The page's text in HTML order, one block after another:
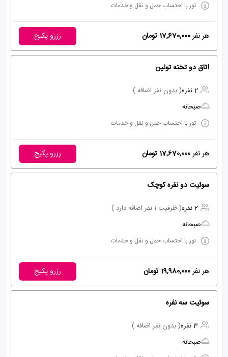
تور با احتساب حمل و نقل و خدمات
هر نفر17,670,000 تومان رزرو پکیج
اتاق دو تخته توئین
2 نفره
( بدون نفر اضافه )
صبحانه
تور با احتساب حمل و نقل و خدمات
هر نفر17,670,000 تومان رزرو پکیج
سوئیت دو نفره کوچک
2 نفره
( ظرفیت 1 نفر اضافه دارد )
صبحانه
تور با احتساب حمل و نقل و خدمات
هر نفر19,980,000 تومان رزرو پکیج
سوئیت سه نفره
3 نفره
( بدون نفر اضافه )
صبحانه